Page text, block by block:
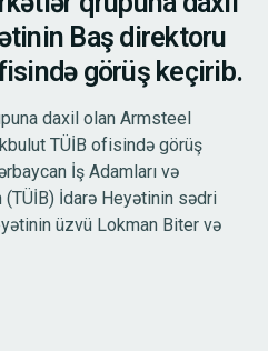
Baş direktoru
görüş keçirib.
daxil olan Armsteel
TÜİB ofisində görüş
İş Adamları və
İdarə Heyətinin sədri
üzvü Lokman Biter və